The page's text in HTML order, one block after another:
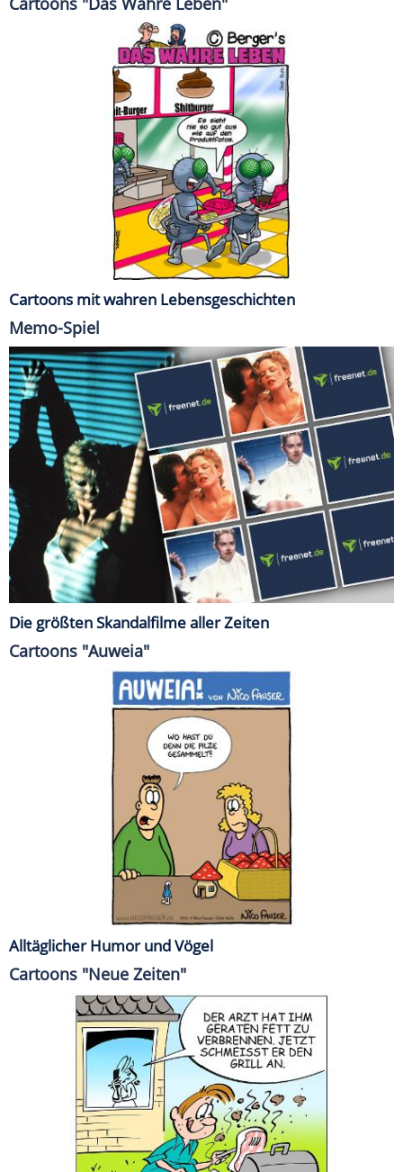
Cartoons mit wahren Lebensgeschichten
Memo-Spiel
Die größten Skandalfilme aller Zeiten
Cartoons "Auweia"
Alltäglicher Humor und Vögel
Cartoons "Neue Zeiten"